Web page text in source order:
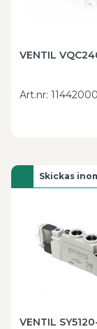
VENTIL
Art.nr:
Skickas
VENTIL